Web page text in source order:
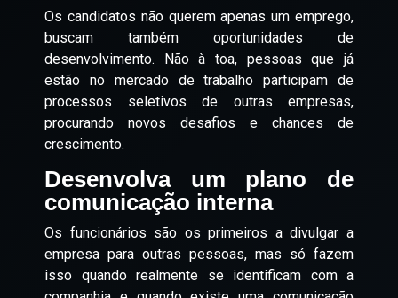
Os candidatos não querem apenas um emprego,
buscam também oportunidades de
desenvolvimento. Não à toa, pessoas que já
estão no mercado de trabalho participam de
processos seletivos de outras empresas,
procurando novos desafios e chances de
crescimento.
Desenvolva um plano de
comunicação interna
Os funcionários são os primeiros a divulgar a
empresa para outras pessoas, mas só fazem
isso quando realmente se identificam com a